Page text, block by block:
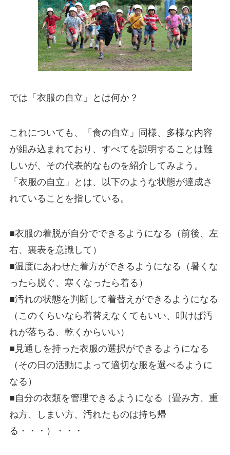
では「衣服の自立」とは何か？
これについても、「食の自立」同様、多様な内容
が組み込まれており、すべてを説明することは難
しいが、その代表的なものを紹介してみよう。
「衣服の自立」とは、以下のような状態が達成さ
れていることを指している。
■衣服の着脱が自分でできるようになる（前後、左
右、裏表を意識して）
■温度にあわせた着方ができるようになる（暑くな
ったら脱ぐ、寒くなったら着る）
■汚れの状態を判断して着替えができるようになる
（このくらいなら着替えなくてもいい、叩けば汚
れが落ちる、乾くからいい）
■見通しを持った衣服の選択ができるようになる
（その日の活動によって適切な服を選べるように
なる）
■自分の衣類を管理できるようになる（畳み方、重
ね方、しまい方、汚れたものは持ち帰
る・・・）・・・